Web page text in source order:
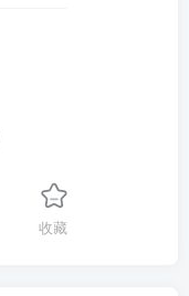
收藏